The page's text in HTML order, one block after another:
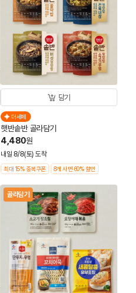
담기
더세페
햇반솥반 골라담기
4,480원
내일 8/8(토) 도착
최대 15% 중복쿠폰 8개 사면 60% 할인
골라담기